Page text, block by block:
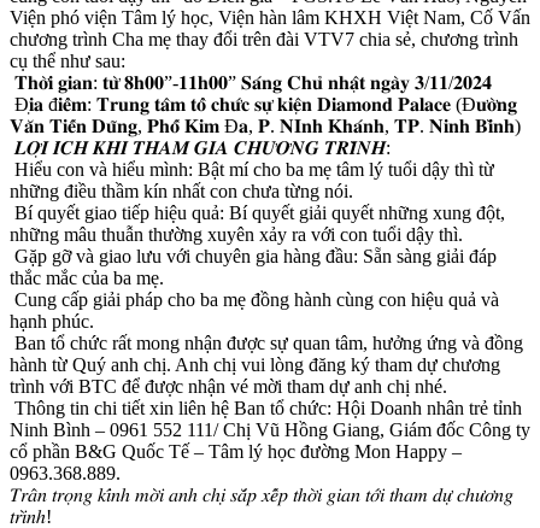
Viện phó viện Tâm lý học, Viện hàn lâm KHXH Việt Nam, Cố Vấn
chương trình Cha mẹ thay đổi trên đài VTV7 chia sẻ, chương trình
cụ thể như sau:
𝐓𝐡𝐨̛̀𝐢 𝐠𝐢𝐚𝐧: 𝐭𝐮̛̀ 𝟖𝐡𝟎𝟎”-𝟏𝟏𝐡𝟎𝟎” 𝐒𝐚́𝐧𝐠 𝐂𝐡𝐮̉ 𝐧𝐡𝐚̣̂𝐭 𝐧𝐠𝐚̀𝐲 𝟑/𝟏𝟏/𝟐𝟎𝟐𝟒
Đ𝐢̣𝐚 đ𝐢𝐞̂̉𝐦: 𝐓𝐫𝐮𝐧𝐠 𝐭𝐚̂𝐦 𝐭𝐨̂̉ 𝐜𝐡𝐮̛́𝐜 𝐬𝐮̛̣ 𝐤𝐢𝐞̣̂𝐧 𝐃𝐢𝐚𝐦𝐨𝐧𝐝 𝐏𝐚𝐥𝐚𝐜𝐞 (Đ𝐮̛𝐨̛̀𝐧𝐠
𝐕𝐚̆𝐧 𝐓𝐢𝐞̂́𝐧 𝐃𝐮̃𝐧𝐠, 𝐏𝐡𝐨̂́ 𝐊𝐢𝐦 Đ𝐚, 𝐏. 𝐍𝐈𝐧𝐡 𝐊𝐡𝐚́𝐧𝐡, 𝐓𝐏. 𝐍𝐢𝐧𝐡 𝐁𝐢̀𝐧𝐡)
𝑳𝑶̛̣𝑰 𝑰́𝑪𝑯 𝑲𝑯𝑰 𝑻𝑯𝑨𝑴 𝑮𝑰𝑨 𝑪𝑯𝑼̛𝑶̛𝑵𝑮 𝑻𝑹𝑰̀𝑵𝑯:
Hiểu con và hiểu mình: Bật mí cho ba mẹ tâm lý tuổi dậy thì từ
những điều thầm kín nhất con chưa từng nói.
Bí quyết giao tiếp hiệu quả: Bí quyết giải quyết những xung đột,
những mâu thuẫn thường xuyên xảy ra với con tuổi dậy thì.
Gặp gỡ và giao lưu với chuyên gia hàng đầu: Sẵn sàng giải đáp
thắc mắc của ba mẹ.
Cung cấp giải pháp cho ba mẹ đồng hành cùng con hiệu quả và
hạnh phúc.
Ban tổ chức rất mong nhận được sự quan tâm, hưởng ứng và đồng
hành từ Quý anh chị. Anh chị vui lòng đăng ký tham dự chương
trình với BTC để được nhận vé mời tham dự anh chị nhé.
Thông tin chi tiết xin liên hệ Ban tổ chức: Hội Doanh nhân trẻ tỉnh
Ninh Bình – 0961 552 111/ Chị Vũ Hồng Giang, Giám đốc Công ty
cổ phần B&G Quốc Tế – Tâm lý học đường Mon Happy –
0963.368.889.
𝑇𝑟𝑎̂𝑛 𝑡𝑟𝑜̣𝑛𝑔 𝑘𝑖́𝑛ℎ 𝑚𝑜̛̀𝑖 𝑎𝑛ℎ 𝑐ℎ𝑖̣ 𝑠𝑎̆́𝑝 𝑥𝑒̂́𝑝 𝑡ℎ𝑜̛̀𝑖 𝑔𝑖𝑎𝑛 𝑡𝑜̛́𝑖 𝑡ℎ𝑎𝑚 𝑑𝑢̛̣ 𝑐ℎ𝑢̛𝑜̛𝑛𝑔
𝑡𝑟𝑖̀𝑛ℎ!